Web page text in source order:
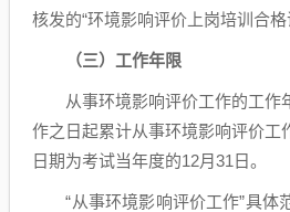
核发的“环境影响评价上岗培训合格
（三）工作年限
从事环境影响评价工作的工作
作之日起累计从事环境影响评价工
日期为考试当年度的12月31日。
“从事环境影响评价工作”具体